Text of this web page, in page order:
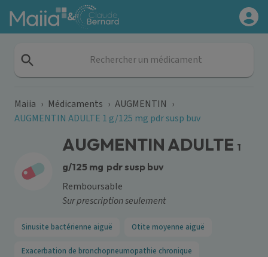
Aller au contenu principal
&
Rechercher un médicament
Maiia › Médicaments › AUGMENTIN ›
AUGMENTIN ADULTE 1 g/125 mg pdr susp buv
AUGMENTIN ADULTE 1
g/125 mg pdr susp buv
Remboursable
Sur prescription seulement
Sinusite bactérienne aiguë Otite moyenne aiguë
Exacerbation de bronchopneumopathie chronique